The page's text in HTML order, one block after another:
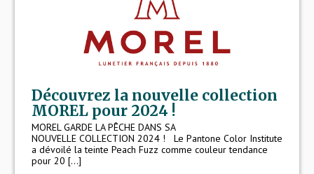
Découvrez la nouvelle collection
MOREL pour 2024 !
MOREL GARDE LA PÊCHE DANS SA
NOUVELLE COLLECTION 2024 ! Le Pantone Color Institute
a dévoilé la teinte Peach Fuzz comme couleur tendance
pour 20 [...]